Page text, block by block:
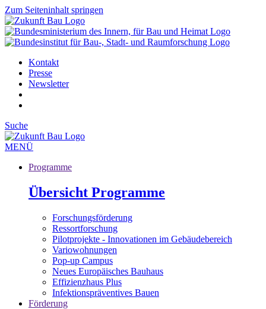
Zum Seiteninhalt springen
Kontakt
Presse
Newsletter
Suche
MENÜ
Programme
Übersicht Programme
Forschungsförderung
Ressortforschung
Pilotprojekte - Innovationen im Gebäudebereich
Variowohnungen
Pop-up Campus
Neues Europäisches Bauhaus
Effizienzhaus Plus
Infektionspräventives Bauen
Förderung